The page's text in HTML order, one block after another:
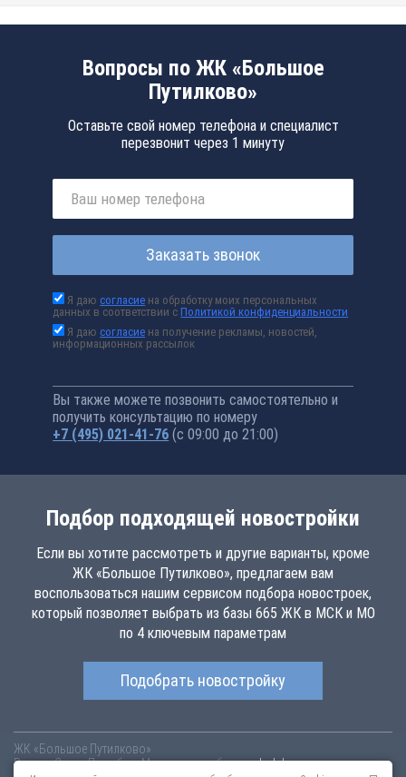
Вопросы по ЖК «Большое
Путилково»
Оставьте свой номер телефона и специалист
перезвонит через 1 минуту
Заказать звонок
Я даюсогласие на обработку моих персональных
данных в соответствии сПолитикой конфиденциальности
Я даюсогласие на получение рекламы, новостей,
информационных рассылок
Вы также можете позвонить самостоятельно и
получить консультацию по номеру
+7 (495) 021-41-76 (с 09:00 до 21:00)
Подбор подходящей новостройки
Если вы хотите рассмотреть и другие варианты, кроме
ЖК «Большое Путилково», предлагаем вам
воспользоваться нашим сервисом подбора новостроек,
который позволяет выбрать из базы 665 ЖК в МСК и МО
по 4 ключевым параметрам
Подобрать новостройку
ЖК «Большое Путилково»
РоссияСанкт-ПетербургМосковская область, bolshoe-